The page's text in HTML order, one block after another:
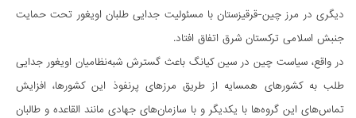
دیگری در مرز چین-قرقیزستان با مسئولیت جدایی طلبان اویغور تحت حمایت
جنبش اسلامی ترکستان شرق اتفاق افتاد.
در واقع، سیاست چین در سین کیانگ باعث گسترش شبه­‌نظامیان اویغور جدایی­‌
طلب به کشورهای همسایه از طریق مرزهای پرنفوذ این کشورها، افزایش
تماس­‌های این گروه­‌ها با یکدیگر و با سازمان­‌های جهادی مانند القاعده و طالبان